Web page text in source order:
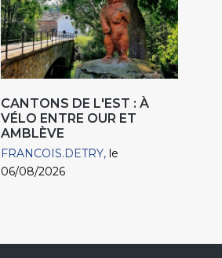
CANTONS DE L'EST : À
VÉLO ENTRE OUR ET
AMBLÈVE
FRANCOIS.DETRY le
06/08/2026